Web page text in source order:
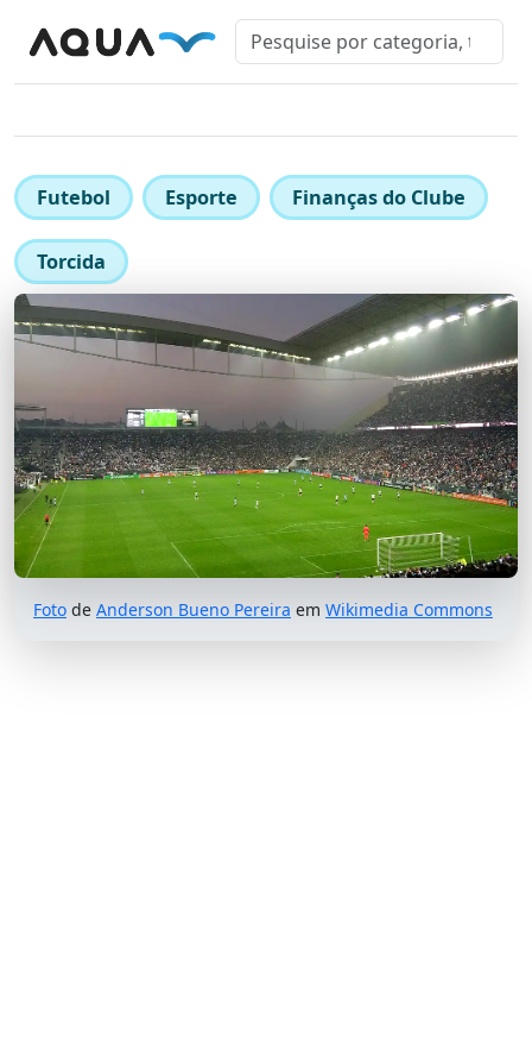
Futebol Esporte Finanças do Clube
Torcida
Foto de Anderson Bueno Pereira em Wikimedia Commons